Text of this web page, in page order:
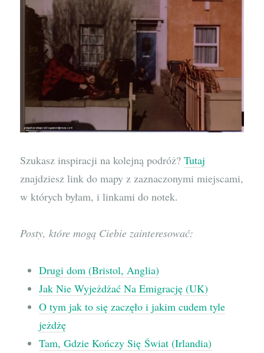
Szukasz inspiracji na kolejną podróż?Tutaj
znajdziesz link do mapy z zaznaczonymi miejscami,
w których byłam, i linkami do notek.
Posty, które mogą Ciebie zainteresować:
Drugi dom (Bristol, Anglia)
Jak Nie Wyjeżdżać Na Emigrację (UK)
O tym jak to się zaczęło i jakim cudem tyle
jeżdżę
Tam, Gdzie Kończy Się Świat (Irlandia)